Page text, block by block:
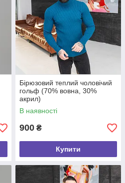
Бірюзовий теплий чоловічий
гольф (70% вовна, 30%
акрил)
В наявності
900 ₴
Купити